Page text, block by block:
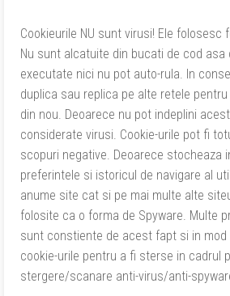
Cookieurile NU sunt virusi! Ele folosesc
Nu sunt alcatuite din bucati de cod asa
executate nici nu pot auto-rula. In
duplica sau replica pe alte retele
din nou. Deoarece nu pot indeplini
considerate virusi. Cookie-urile pot fi
scopuri negative. Deoarece stocheaza
preferintele si istoricul de navigare al
anume site cat si pe mai multe alte
folosite ca o forma de Spyware. Multe
sunt constiente de acest fapt si in
cookie-urile pentru a fi sterse in cadrul
stergere/scanare anti-virus/anti-